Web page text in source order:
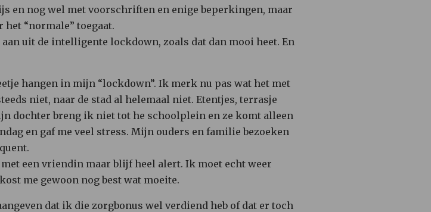
en nog wel met voorschriften en enige beperkingen, maar
“normale” toegaat.
uit de intelligente lockdown, zoals dat dan mooi heet. En
hangen in mijn “lockdown”. Ik merk nu pas wat het met
niet, naar de stad al helemaal niet. Etentjes, terrasje
dochter breng ik niet tot he schoolplein en ze komt alleen
en gaf me veel stress. Mijn ouders en familie bezoeken
een vriendin maar blijf heel alert. Ik moet echt weer
me gewoon nog best wat moeite.
dat ik die zorgbonus wel verdiend heb of dat er toch